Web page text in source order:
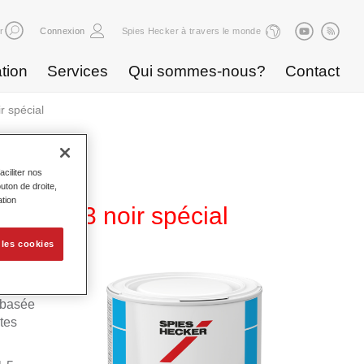
Connexion Spies Hecker à travers le monde
Services Qui sommes-nous? Contact
spécial
803 noir spécial
nos
de droite,
cookies